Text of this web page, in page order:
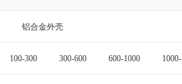
铝合金外壳
100-300 300-600 600-1000